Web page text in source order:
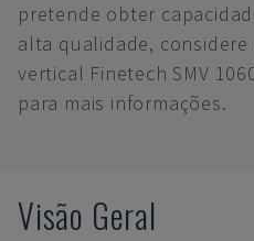
pretende obter
alta qualidade,
vertical Finetech SMV
para mais informações.
Visão Geral